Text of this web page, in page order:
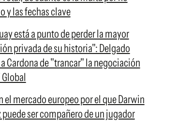
y las fechas clave
está a punto de perder la mayor
privada de su historia": Delgado
Cardona de "trancar" la negociación
el mercado europeo por el que Darwin
puede ser compañero de un jugador